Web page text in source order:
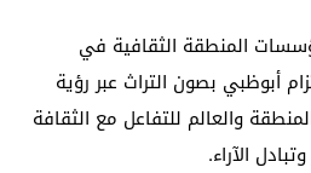
المنطقة الثقافية في
أبوظبي بصون التراث عبر رؤية
والعالم للتفاعل مع الثقافة
الآراء.